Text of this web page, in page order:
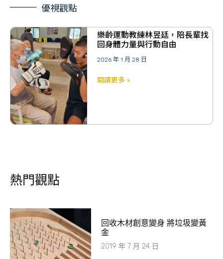
優視觀點
樂齡運動教練林昱廷，陪長輩找
回身體力量與行動自由
2026 年 1 月 28 日
閱讀更多 »
熱門觀點
回收木材創意變身 將垃圾變黃
金
2019 年 7 月 24 日